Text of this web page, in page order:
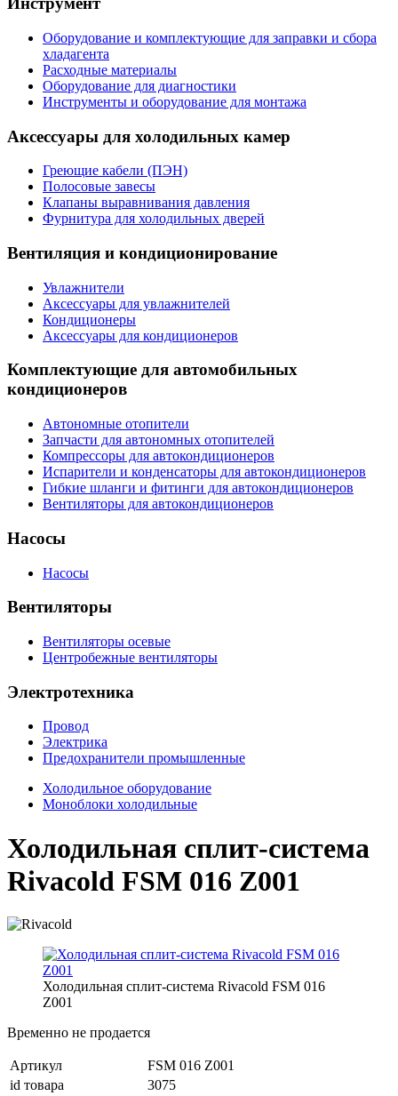
Оборудование и комплектующие для заправки и сбора
хладагента
Расходные материалы
Оборудование для диагностики
Инструменты и оборудование для монтажа
Аксессуары для холодильных камер
Греющие кабели (ПЭН)
Полосовые завесы
Клапаны выравнивания давления
Фурнитура для холодильных дверей
Вентиляция и кондиционирование
Увлажнители
Аксессуары для увлажнителей
Кондиционеры
Аксессуары для кондиционеров
Комплектующие для автомобильных
кондиционеров
Автономные отопители
Запчасти для автономных отопителей
Компрессоры для автокондиционеров
Испарители и конденсаторы для автокондиционеров
Гибкие шланги и фитинги для автокондиционеров
Вентиляторы для автокондиционеров
Насосы
Насосы
Вентиляторы
Вентиляторы осевые
Центробежные вентиляторы
Электротехника
Провод
Электрика
Предохранители промышленные
Холодильное оборудование
Моноблоки холодильные
Холодильная сплит-система
Rivacold FSM 016 Z001
Холодильная сплит-система Rivacold FSM 016
Z001
Временно не продается
Артикул
FSM 016 Z001
id товара
3075